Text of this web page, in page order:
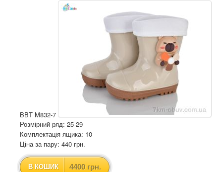
BBT M832-7
Розмірний ряд: 25-29
Комплектація ящика: 10
Ціна за пару: 440 грн.
В КОШИК 4400 грн.